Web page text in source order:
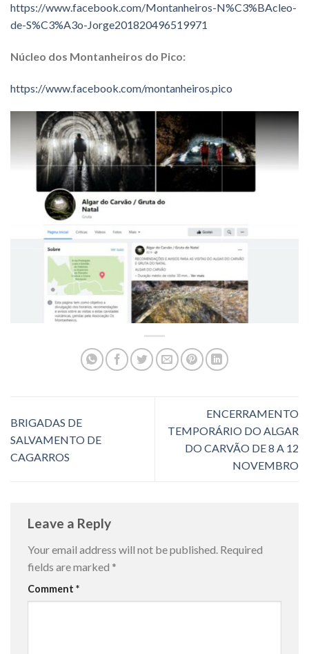
https://www.facebook.com/Montanheiros-N%C3%BAcleo-
de-S%C3%A3o-Jorge201820496519971
Núcleo dos Montanheiros do Pico:
https://www.facebook.com/montanheiros.pico
BRIGADAS DE
SALVAMENTO DE
CAGARROS
ENCERRAMENTO
TEMPORÁRIO DO ALGAR
DO CARVÃO DE 8 A 12
NOVEMBRO
Leave a Reply
Your email address will not be published. Required
fields are marked *
Comment *